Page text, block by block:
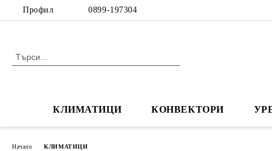
Профил 0899-197304
КЛИМАТИЦИ КОНВЕКТОРИ
Начало КЛИМАТИЦИ